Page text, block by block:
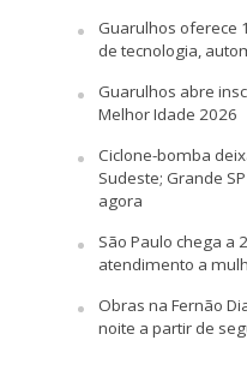
Guarulhos oferece
de tecnologia,
Guarulhos abre
Melhor Idade 2026
Ciclone-bomba
Sudeste; Grande
agora
São Paulo chega a
atendimento a
Obras na Fernão
noite a partir de